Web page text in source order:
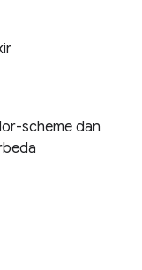
scheme dan